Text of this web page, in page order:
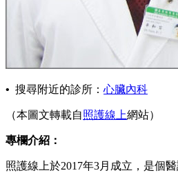
• 搜尋附近的診所： 心臟內科
（本圖文轉載自照護線上網站）
專欄介紹：
照護線上於2017年3月成立，是個